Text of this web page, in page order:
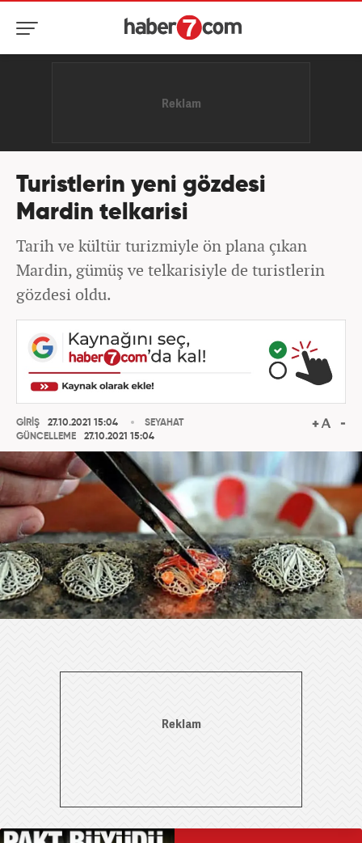
Turistlerin yeni gözdesi
Mardin telkarisi
Tarih ve kültür turizmiyle ön plana çıkan
Mardin, gümüş ve telkarisiyle de turistlerin
gözdesi oldu.
GİRİŞ
27.10.2021 15:04
GÜNCELLEME
27.10.2021 15:04
SEYAHAT